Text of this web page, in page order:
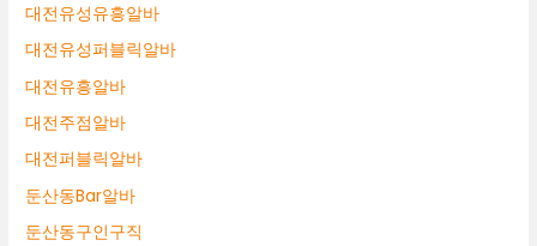
대전유성유흥알바
대전유성퍼블릭알바
대전유흥알바
대전주점알바
대전퍼블릭알바
둔산동Bar알바
둔산동구인구직